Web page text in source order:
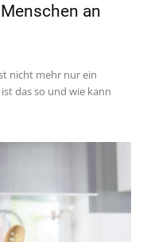
an
nicht mehr nur ein
das so und wie kann